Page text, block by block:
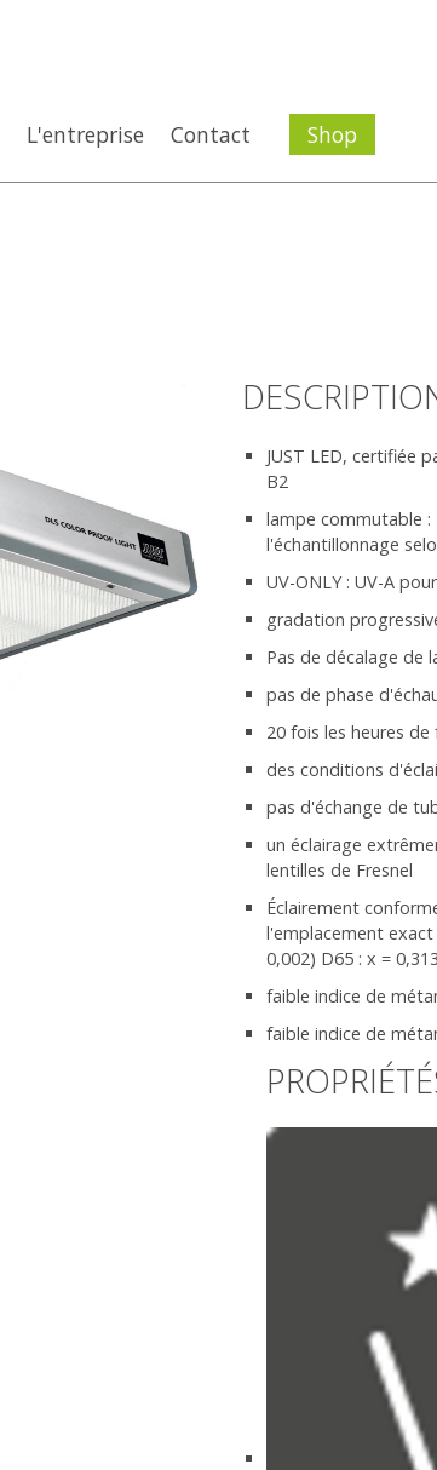
L'entreprise Contact Shop
JUST LED, certifiée
B2
lampe commutable
l'échantillonnage
UV-ONLY : UV-A
gradation
Pas de décalage de
pas de phase
20 fois les heures
des conditions
pas d'échange de
un éclairage
lentilles de Fresnel
Éclairement
l'emplacement exact
0,002) D65 : x =
faible indice de
faible indice de